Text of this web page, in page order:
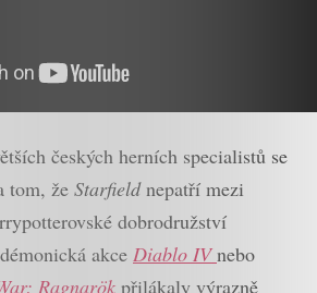
českých herních specialistů se
tom, že Starfieldnepatří mezi
dobrodružství
démonická akce Diablo IVnebo
Ragnarök přilákaly výrazně